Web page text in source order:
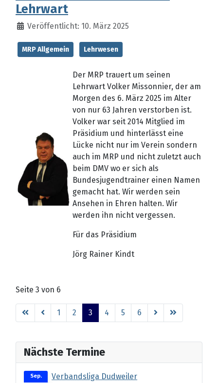
Lehrwart
Veröffentlicht: 10. März 2025
MRP Allgemein Lehrwesen
Der MRP trauert um seinen
Lehrwart Volker Missonnier, der am
Morgen des 6. März 2025 im Alter
von nur 63 Jahren verstorben ist.
Volker war seit 2014 Mitglied im
Präsidium und hinterlässt eine
Lücke nicht nur im Verein sondern
auch im MRP und nicht zuletzt auch
beim DMV wo er sich als
Bundesjugendtrainer einen Namen
gemacht hat. Wir werden sein
Ansehen in Ehren halten. Wir
werden ihn nicht vergessen.
Für das Präsidium
Jörg Rainer Kindt
Seite 3 von 6
1 2 3 4 5 6
Nächste Termine
Sep.
Verbandsliga Dudweiler